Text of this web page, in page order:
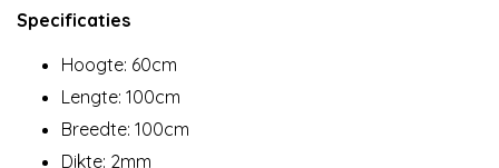
Specificaties
Hoogte: 60cm
Lengte: 100cm
Breedte: 100cm
Dikte: 2mm